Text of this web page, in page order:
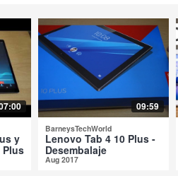
y
Plus
09:59
BarneysTechWorld
Lenovo Tab 4 10 Plus -
Desembalaje
Aug 2017